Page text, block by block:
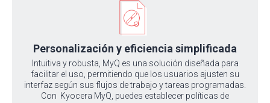
Personalización y eficiencia simplificada
Intuitiva y robusta, MyQ es una solución diseñada para
facilitar el uso, permitiendo que los usuarios ajusten su
interfaz según sus flujos de trabajo y tareas programadas.
Con Kyocera MyQ, puedes establecer políticas de